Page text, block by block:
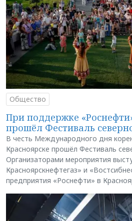
Общество
При поддержке
прошёл Фестиваль
В честь Международного дня
Красноярске прошёл Фестиваль
Организаторами мероприятия
Красноярскнефтегаз» и
предприятия «Роснефти» в